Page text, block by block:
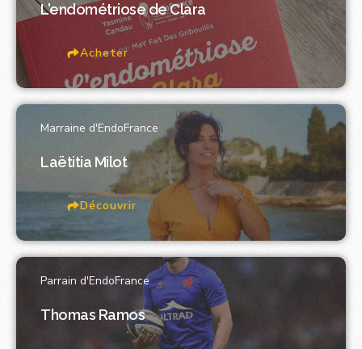
L'endométriose de Clara
Acheter
Marraine d'EndoFrance
Laëtitia Milot
Découvrir
Parrain d'EndoFrance
Thomas Ramos